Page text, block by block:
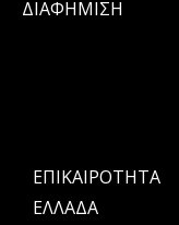
ΔΙΑΦΗΜΙΣΗ
ΕΠΙΚΑΙΡΟΤΗΤΑ
ΕΛΛΑΔΑ